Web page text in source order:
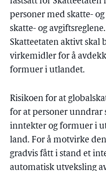
personer med skatte-
skatte- og
Skatteetaten aktivt skal
virkemidler for å
formuer i utlandet.
Risikoen for at
for at personer unndrar
inntekter og formuer i
land. For å motvirke
gradvis fått i stand et
automatisk utveksling